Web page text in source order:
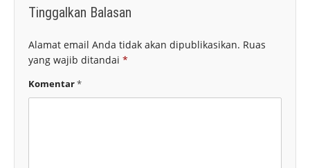
Tinggalkan Balasan
Alamat email Anda tidak akan dipublikasikan. Ruas
yang wajib ditandai *
Komentar*